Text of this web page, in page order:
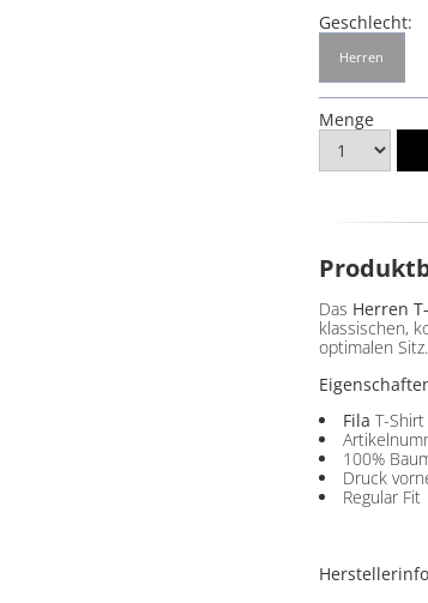
Geschlecht:
Herren
Menge
Das Herren
klassischen,
optimalen Sitz.
Fila T-
100%
Druck
Regular Fit